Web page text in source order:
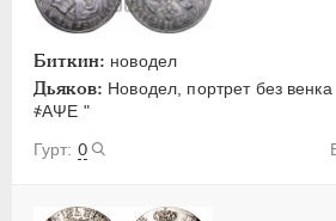
Биткин: новодел
Дьяков: Новодел, портрет без
҂АΨЕ "
0